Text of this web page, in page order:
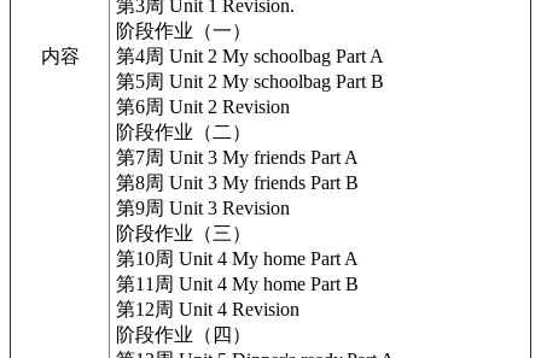
内容
第3周 Unit 1 Revision.
阶段作业（一）
第4周 Unit 2 My schoolbag Part A
第5周 Unit 2 My schoolbag Part B
第6周 Unit 2 Revision
阶段作业（二）
第7周 Unit 3 My friends Part A
第8周 Unit 3 My friends Part B
第9周 Unit 3 Revision
阶段作业（三）
第10周 Unit 4 My home Part A
第11周 Unit 4 My home Part B
第12周 Unit 4 Revision
阶段作业（四）